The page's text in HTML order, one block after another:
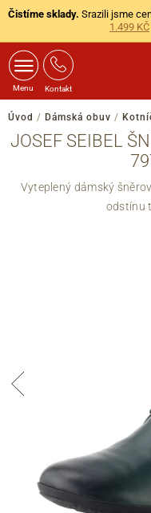
Čistíme sklady. Srazili jsme
1.499 KČ
Menu Kontakt
Úvod / Dámská obuv /
JOSEF SEIBEL
Vyteplený dámský
odstínu